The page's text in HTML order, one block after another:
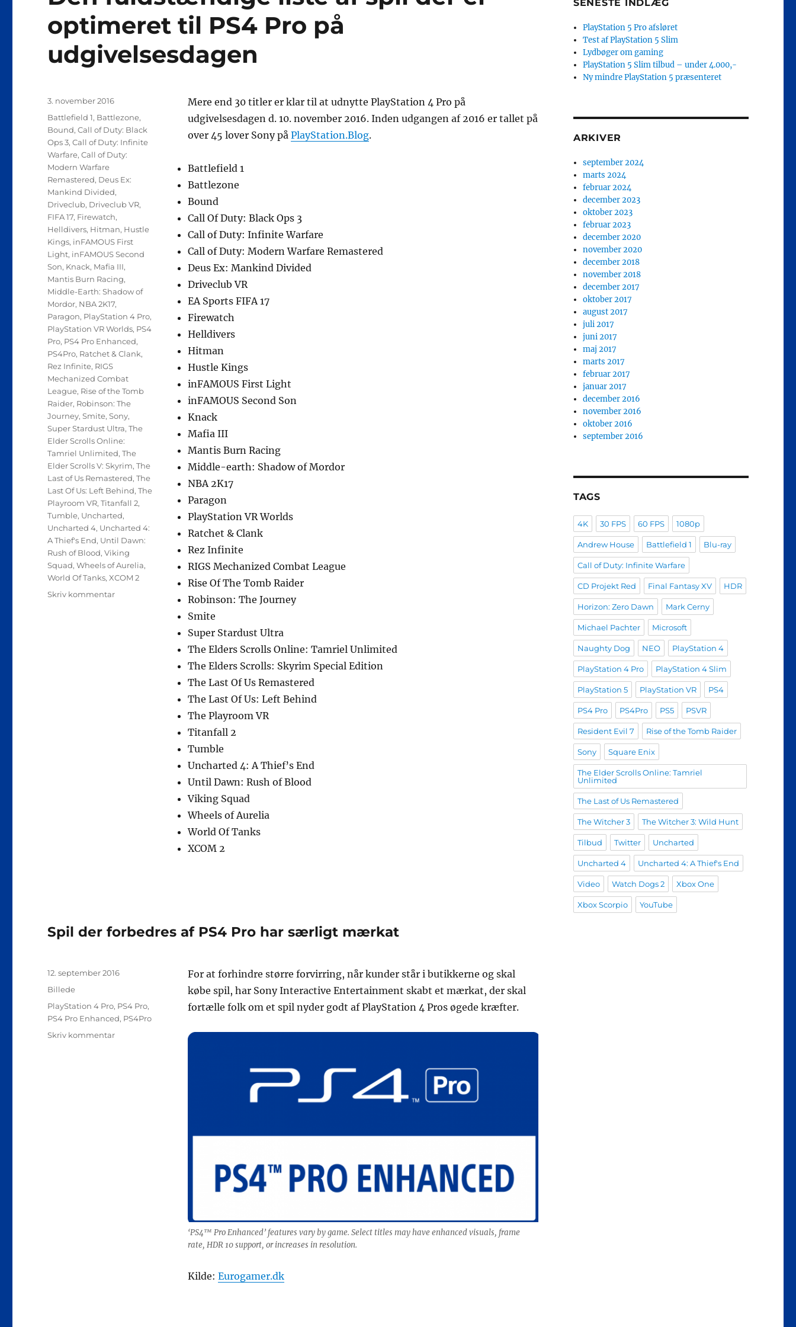
optimeret til PS4 Pro på
udgivelsesdagen
Mere end 30 titler er klar til at udnytte PlayStation 4 Pro på
udgivelsesdagen d. 10. november 2016. Inden udgangen af 2016 er tallet på
over 45 lover Sony på PlayStation.Blog.
Battlefield 1
Battlezone
Bound
Call Of Duty: Black Ops 3
Call of Duty: Infinite Warfare
Call of Duty: Modern Warfare Remastered
Deus Ex: Mankind Divided
Driveclub VR
EA Sports FIFA 17
Firewatch
Helldivers
Hitman
Hustle Kings
inFAMOUS First Light
inFAMOUS Second Son
Knack
Mafia III
Mantis Burn Racing
Middle-earth: Shadow of Mordor
NBA 2K17
Paragon
PlayStation VR Worlds
Ratchet & Clank
Rez Infinite
RIGS Mechanized Combat League
Rise Of The Tomb Raider
Robinson: The Journey
Smite
Super Stardust Ultra
The Elders Scrolls Online: Tamriel Unlimited
The Elders Scrolls: Skyrim Special Edition
The Last Of Us Remastered
The Last Of Us: Left Behind
The Playroom VR
Titanfall 2
Tumble
Uncharted 4: A Thief’s End
Until Dawn: Rush of Blood
Viking Squad
Wheels of Aurelia
World Of Tanks
XCOM 2
Udgivet
3. november 2016
Tags
Battlefield 1, Battlezone,
Bound,Call of Duty: Black
Ops 3,Call of Duty: Infinite
Warfare,Call of Duty:
Modern Warfare
Remastered, Deus Ex:
Mankind Divided,
Driveclub, Driveclub VR,
FIFA 17, Firewatch,
Helldivers, Hitman, Hustle
Kings, inFAMOUS First
Light, inFAMOUS Second
Son, Knack, Mafia III,
Mantis Burn Racing,
Middle-Earth: Shadow of
Mordor, NBA 2K17,
Paragon, PlayStation 4 Pro,
PlayStation VR Worlds, PS4
Pro, PS4 Pro Enhanced,
PS4Pro, Ratchet & Clank,
Rez Infinite, RIGS
Mechanized Combat
League, Rise of the Tomb
Raider, Robinson: The
Journey,Smite,Sony,
Super Stardust Ultra,The
Elder Scrolls Online:
Tamriel Unlimited,The
Elder Scrolls V: Skyrim,The
Last of Us Remastered,The
Last Of Us: Left Behind,The
Playroom VR,Titanfall 2,
Tumble, Uncharted,
Uncharted 4, Uncharted 4:
A Thief's End, Until Dawn:
Rush of Blood,Viking
Squad,Wheels of Aurelia,
World Of Tanks,XCOM 2
Skriv kommentartil
Spil der forbedres af PS4 Pro har særligt mærkat
For at forhindre større forvirring, når kunder står i butikkerne og skal
købe spil, har Sony Interactive Entertainment skabt et mærkat, der skal
fortælle folk om et spil nyder godt af PlayStation 4 Pros øgede kræfter.
‘PS4™ Pro Enhanced’ features vary by game. Select titles may have enhanced visuals, frame
rate, HDR 10 support, or increases in resolution.
Kilde: Eurogamer.dk
Udgivet
12. september 2016
Format
Billede
Tags
PlayStation 4 Pro, PS4 Pro,
PS4 Pro Enhanced, PS4Pro
Skriv kommentartil
SENESTE INDLÆG
PlayStation 5 Pro afsløret
Test af PlayStation 5 Slim
Lydbøger om gaming
PlayStation 5 Slim tilbud – under 4.000,-
Ny mindre PlayStation 5 præsenteret
ARKIVER
september 2024
marts 2024
februar 2024
december 2023
oktober 2023
februar 2023
december 2020
november 2020
december 2018
november 2018
december 2017
oktober 2017
august 2017
juli 2017
juni 2017
maj 2017
marts 2017
februar 2017
januar 2017
december 2016
november 2016
oktober 2016
september 2016
TAGS
4K 30 FPS 60 FPS 1080p
Andrew House Battlefield 1 Blu-ray
Call of Duty: Infinite Warfare
CD Projekt Red Final Fantasy XV HDR
Horizon: Zero Dawn Mark Cerny
Michael Pachter Microsoft
Naughty Dog NEO PlayStation 4
PlayStation 4 Pro PlayStation 4 Slim
PlayStation 5 PlayStation VR PS4
PS4 Pro PS4Pro PS5 PSVR
Resident Evil 7 Rise of the Tomb Raider
Sony Square Enix
The Elder Scrolls Online: Tamriel
Unlimited
The Last of Us Remastered
The Witcher 3 The Witcher 3: Wild Hunt
Tilbud Twitter Uncharted
Uncharted 4 Uncharted 4: A Thief's End
Video Watch Dogs 2 Xbox One
Xbox Scorpio YouTube